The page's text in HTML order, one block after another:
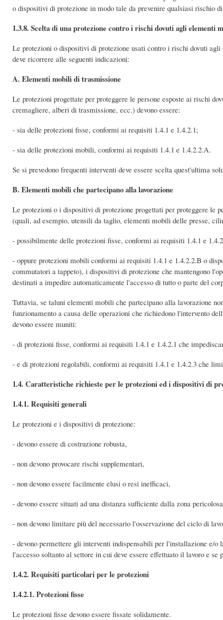
o dispositivi di protezione in modo tale da prevenire qualsiasi rischio
1.3.8. Scelta di una protezione contro i rischi dovuti agli elementi
Le protezioni o dispositivi di protezione usati contro i rischi dovuti
deve ricorrere alle seguenti indicazioni:
A. Elementi mobili di trasmissione
Le protezioni progettate per proteggere le persone esposte ai rischi
cremagliere, alberi di trasmissione, ecc.) devono essere:
- sia delle protezioni fisse, conformi ai requisiti 1.4.1 e 1.4.2.1;
- sia delle protezioni mobili, conformi ai requisiti 1.4.1 e 1.4.2.2.A.
Se si prevedono frequenti interventi deve essere scelta quest'ultima
B. Elementi mobili che partecipano alla lavorazione
Le protezioni o i dispositivi di protezione progettati per proteggere le
(quali, ad esempio, utensili da taglio, elementi mobili delle presse,
- possibilmente delle protezioni fisse, conformi ai requisiti 1.4.1 e
- oppure protezioni mobili conformi ai requisiti 1.4.1 e 1.4.2.2.B o
commutatori a tappeto), i dispositivi di protezione che mantengono
destinati a impedire automaticamente l'accesso di tutto o parte del
Tuttavia, se taluni elementi mobili che partecipano alla lavorazione
funzionamento a causa delle operazioni che richiedono l'intervento
devono essere muniti:
- di protezioni fisse, conformi ai requisiti 1.4.1 e 1.4.2.1 che
- e di protezioni regolabili, conformi ai requisiti 1.4.1 e 1.4.2.3 che
1.4. Caratteristiche richieste per le protezioni ed i dispositivi di
1.4.1. Requisiti generali
Le protezioni e i dispositivi di protezione:
- devono essere di costruzione robusta,
- non devono provocare rischi supplementari,
- non devono essere facilmente elusi o resi inefficaci,
- devono essere situati ad una distanza sufficiente dalla zona
- non devono limitare più del necessario l'osservazione del ciclo di
- devono permettere gli interventi indispensabili per l'installazione e/
l'accesso soltanto al settore in cui deve essere effettuato il lavoro e
1.4.2. Requisiti particolari per le protezioni
1.4.2.1. Protezioni fisse
Le protezioni fisse devono essere fissate solidamente.